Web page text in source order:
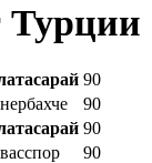
Турции
90
90
90
90